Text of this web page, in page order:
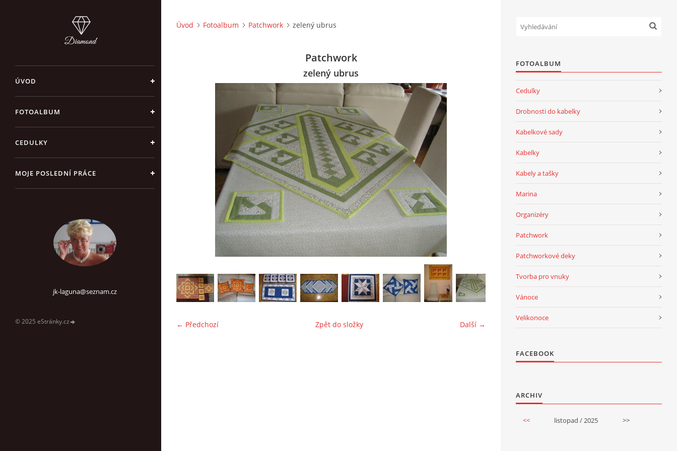
ÚVOD
FOTOALBUM
CEDULKY
MOJE POSLEDNÍ PRÁCE
jk-laguna@seznam.cz
© 2025 eStránky.cz
Úvod Fotoalbum Patchwork zelený ubrus
Patchwork
zelený ubrus
← Předchozí Další →
Zpět do složky
FOTOALBUM
Cedulky
Drobnosti do kabelky
Kabelkové sady
Kabelky
Kabely a tašky
Marina
Organizéry
Patchwork
Patchworkové deky
Tvorba pro vnuky
Vánoce
Velikonoce
FACEBOOK
ARCHIV
<< listopad / 2025 >>